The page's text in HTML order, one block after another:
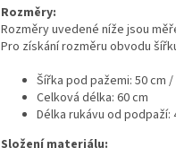
Rozměry:
Rozměry uvedené níže jsou
Pro získání rozměru obvodu
Šířka pod pažemi: 50 cm
Celková délka: 60 cm
Délka rukávu od podpaží: